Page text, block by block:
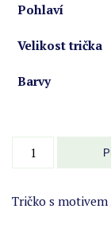
Pohlaví
Velikost trička
Barvy
Hraničář
množství
Tričko s motivem